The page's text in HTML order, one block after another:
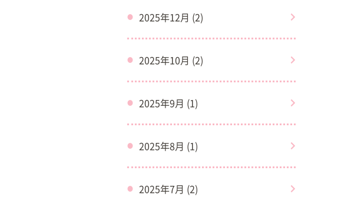
2025年12月 (2)
2025年10月 (2)
2025年9月 (1)
2025年8月 (1)
2025年7月 (2)